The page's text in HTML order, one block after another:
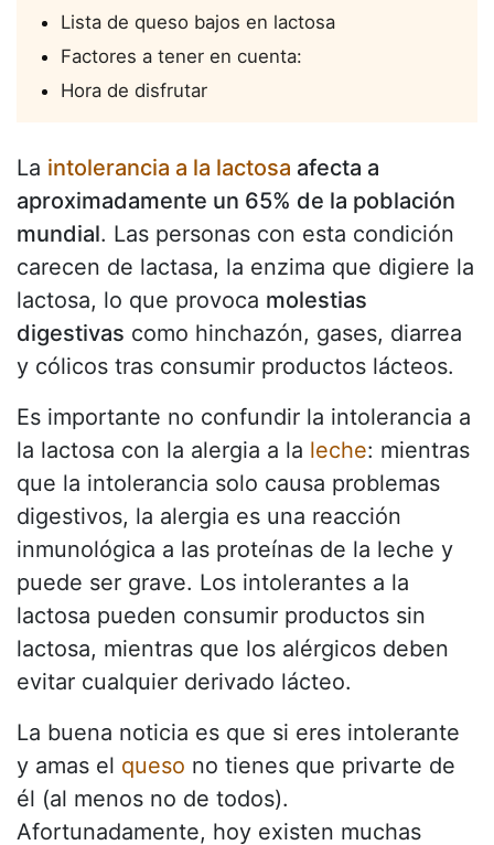
Lista de queso bajos en lactosa
Factores a tener en cuenta:
Hora de disfrutar
La intolerancia a la lactosa afecta a
aproximadamente un 65% de la población
mundial. Las personas con esta condición
carecen de lactasa, la enzima que digiere la
lactosa, lo que provoca molestias
digestivas como hinchazón, gases, diarrea
y cólicos tras consumir productos lácteos.
Es importante no confundir la intolerancia a
la lactosa con la alergia a la leche: mientras
que la intolerancia solo causa problemas
digestivos, la alergia es una reacción
inmunológica a las proteínas de la leche y
puede ser grave. Los intolerantes a la
lactosa pueden consumir productos sin
lactosa, mientras que los alérgicos deben
evitar cualquier derivado lácteo.
La buena noticia es que si eres intolerante
y amas el queso no tienes que privarte de
él (al menos no de todos).
Afortunadamente, hoy existen muchas